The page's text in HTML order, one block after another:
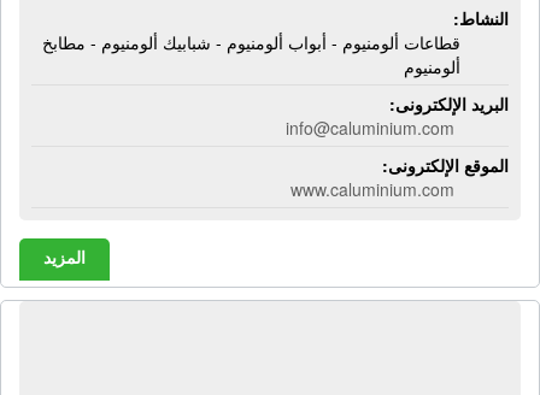
النشاط:
قطاعات ألومنيوم - أبواب ألومنيوم - شبابيك ألومنيوم - مطابخ
ألومنيوم
البريد الإلكترونى:
info@caluminium.com
الموقع الإلكترونى:
www.caluminium.com
المزيد